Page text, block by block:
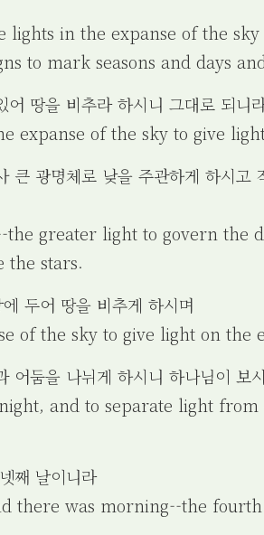
lights in the expanse of the
to mark seasons and days
땅을 비추라 하시니 그대로 되니
expanse of the sky to give
큰 광명체로 낮을 주관하게 하시고
the greater light to govern the
the stars.
두어 땅을 비추게 하시며
of the sky to give light on the
어둠을 나뉘게 하시니 하나님이 보
and to separate light
째 날이니라
there was morning--the